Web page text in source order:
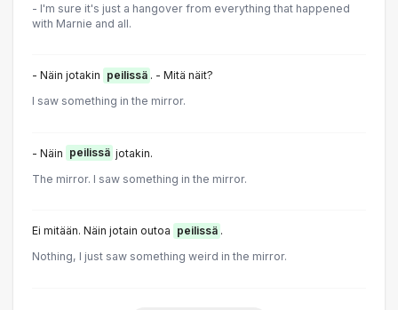
- I'm sure it's just a hangover from everything that happened
with Marnie and all.
- Näin jotakin peilissä . - Mitä näit?
I saw something in the mirror.
- Näin peilissä jotakin.
The mirror. I saw something in the mirror.
Ei mitään. Näin jotain outoa peilissä .
Nothing, I just saw something weird in the mirror.